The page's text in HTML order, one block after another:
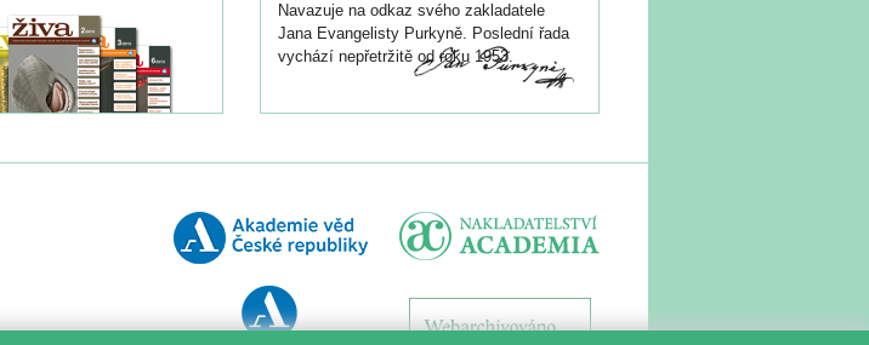
Navazuje na odkaz svého zakladatele
Jana Evangelisty Purkyně. Poslední řada
vychází nepřetržitě od roku 1953.